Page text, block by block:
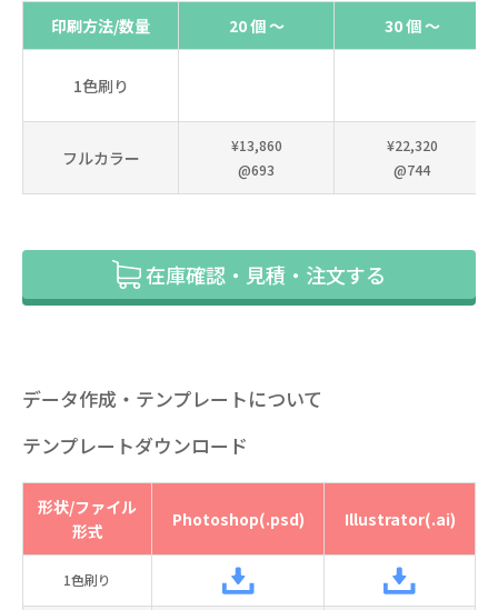
印刷方法/数量 20 個 ～ 30 個 ～
1色刷り
フルカラー
¥13,860
@693
¥22,320
@744
在庫確認・見積・注文する
データ作成・テンプレートについて
テンプレートダウンロード
形状/ファイル
形式
Photoshop(.psd) Illustrator(.ai)
1色刷り